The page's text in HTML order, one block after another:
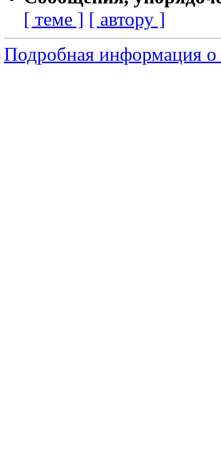
[ теме ] [ автору ]
Подробная информация